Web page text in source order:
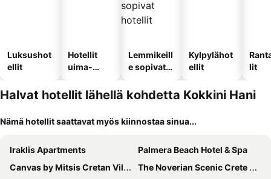
Luksushot
ellit
Hotellit
uima-
Lemmikeill
e sopivat
Kylpylähot
ellit
lit
Halvat hotellit lähellä kohdetta Kokkini Hani
Nämä hotellit saattavat myös kiinnostaa sinua...
Iraklis Apartments
Palmera Beach Hotel & Spa
Canvas by Mitsis Cretan Village
The Noverian Scenic Crete 5 Star Hilltop Villa Resort & Spa